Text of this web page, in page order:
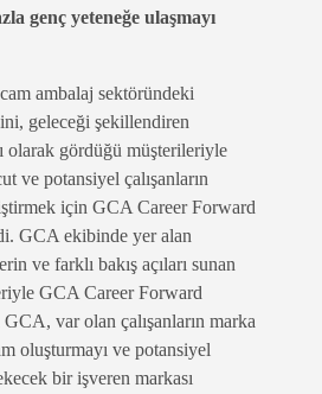
genç yeteneğe ulaşmayı
ambalaj sektöründeki
geleceği şekillendiren
olarak gördüğü müşterileriyle
ve potansiyel çalışanların
için GCA Career Forward
GCA ekibinde yer alan
ve farklı bakış açıları sunan
GCA Career Forward
GCA, var olan çalışanların marka
oluşturmayı ve potansiyel
bir işveren markası